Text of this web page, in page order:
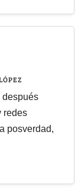
después
redes
posverdad,